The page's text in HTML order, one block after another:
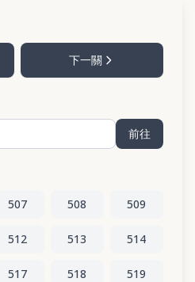
下一關
前往
507 508 509
512 513 514
517 518 519